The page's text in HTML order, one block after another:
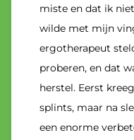
miste en dat ik
wilde met mijn
ergotherapeut
proberen, en dat
herstel. Eerst
splints, maar na
een enorme